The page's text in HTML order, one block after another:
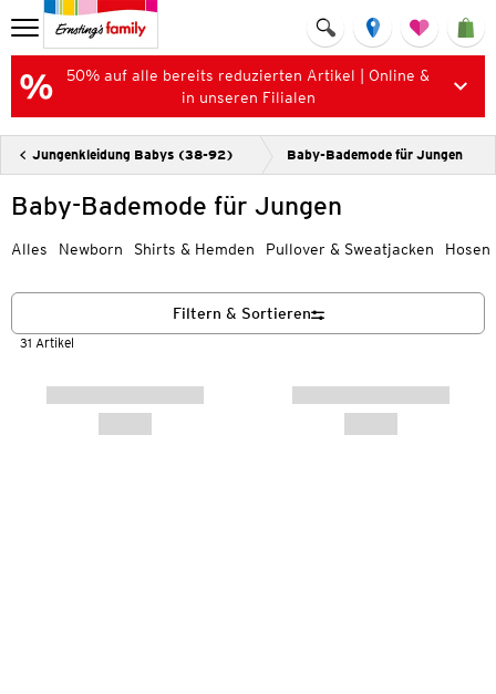
50% auf alle bereits reduzierten Artikel | Online &
in unseren Filialen
Jungenkleidung Babys (38-92) Baby-Bademode für Jungen
Baby-Bademode für Jungen
Alles Newborn Shirts & Hemden Pullover & Sweatjacken Hosen
31 Artikel
Filtern & Sortieren